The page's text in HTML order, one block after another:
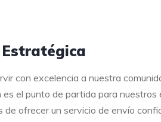
Estratégica
con excelencia a nuestra
el punto de partida para nuestros
ofrecer un servicio de envío